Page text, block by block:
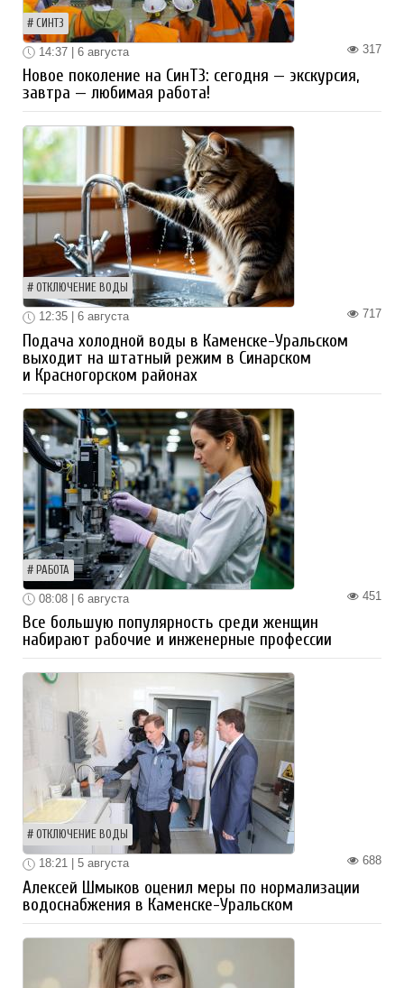
СИНТЗ
317
14:37 | 6 августа
Новое поколение на СинТЗ: сегодня — экскурсия,
завтра — любимая работа!
ОТКЛЮЧЕНИЕ ВОДЫ
717
12:35 | 6 августа
Подача холодной воды в Каменске-Уральском
выходит на штатный режим в Синарском
и Красногорском районах
РАБОТА
451
08:08 | 6 августа
Все большую популярность среди женщин
набирают рабочие и инженерные профессии
ОТКЛЮЧЕНИЕ ВОДЫ
688
18:21 | 5 августа
Алексей Шмыков оценил меры по нормализации
водоснабжения в Каменске-Уральском